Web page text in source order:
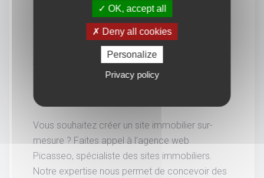
Vous souhaitez en savoir
davantage.
Vous souhaitez créer un site immobilier sur-
mesure ? Faites appel à l'agence web
Picasseo, spécialiste des sites immobiliers.
Notre expertise nous permet de concevoir des
OK, accept all
Deny all cookies
Personalize
Privacy policy